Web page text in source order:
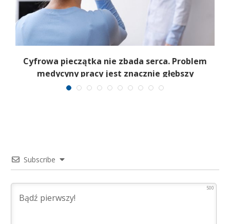
Cyfrowa pieczątka nie zbada serca. Problem
medycyny pracy jest znacznie głębszy
Subscribe
500